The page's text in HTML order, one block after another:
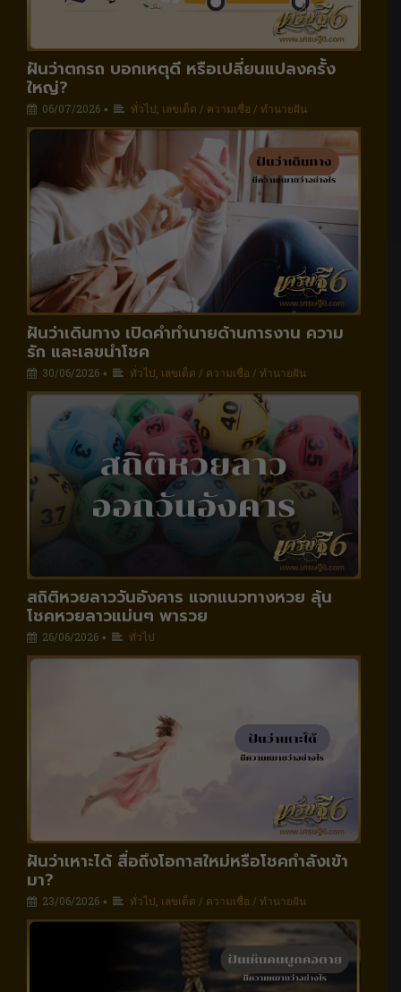
ฝันว่าตกรถ บอกเหตุดี หรือเปลี่ยนแปลงครั้ง
ใหญ่?
06/07/2026 • ทั่วไป เลขเด็ด / ความเชื่อ / ทำนายฝัน
ฝันว่าเดินทาง เปิดคำทำนายด้านการงาน ความ
รัก และเลขนำโชค
30/06/2026 • ทั่วไป เลขเด็ด / ความเชื่อ / ทำนายฝัน
สถิติหวยลาววันอังคาร แจกแนวทางหวย ลุ้น
โชคหวยลาวแม่นๆ พารวย
26/06/2026 • ทั่วไป
ฝันว่าเหาะได้ สื่อถึงโอกาสใหม่หรือโชคกำลังเข้า
มา?
23/06/2026 • ทั่วไป เลขเด็ด / ความเชื่อ / ทำนายฝัน